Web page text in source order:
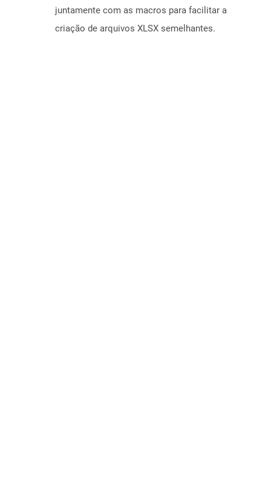
juntamente com as macros para facilitar a
criação de arquivos XLSX semelhantes.